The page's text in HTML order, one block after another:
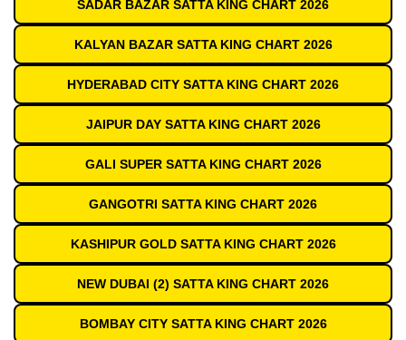
SADAR BAZAR SATTA KING CHART 2026
KALYAN BAZAR SATTA KING CHART 2026
HYDERABAD CITY SATTA KING CHART 2026
JAIPUR DAY SATTA KING CHART 2026
GALI SUPER SATTA KING CHART 2026
GANGOTRI SATTA KING CHART 2026
KASHIPUR GOLD SATTA KING CHART 2026
NEW DUBAI (2) SATTA KING CHART 2026
BOMBAY CITY SATTA KING CHART 2026